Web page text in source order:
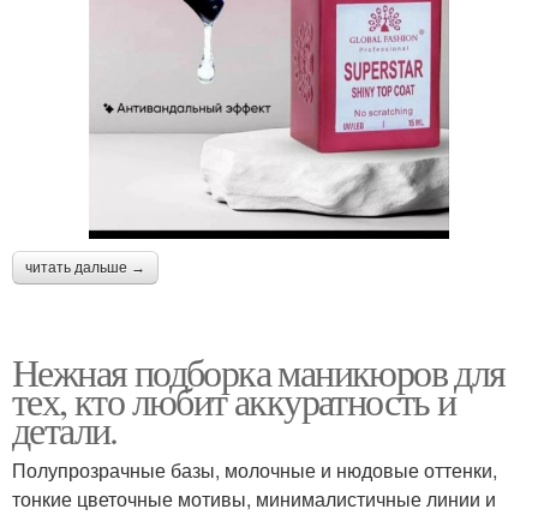
читать дальше →
Нежная подборка маникюров для
тех, кто любит аккуратность и
детали.
Полупрозрачные базы, молочные и нюдовые оттенки,
тонкие цветочные мотивы, минималистичные линии и